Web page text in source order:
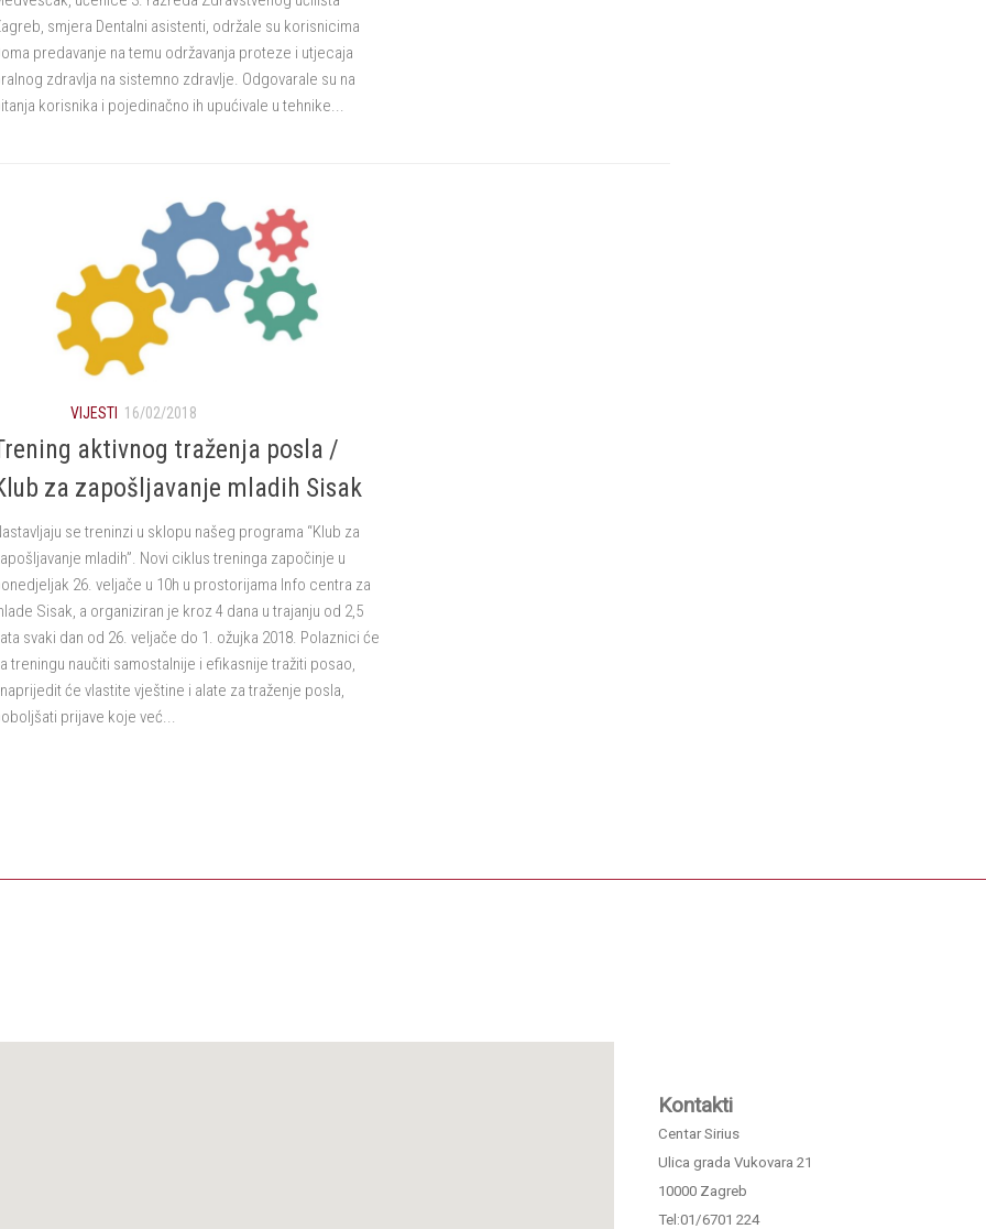
smjera Dentalni asistenti, održale su korisnicima
predavanje na temu održavanja proteze i utjecaja
zdravlja na sistemno zdravlje. Odgovarale su na
korisnika i pojedinačno ih upućivale u tehnike...
VIJESTI 16/02/2018
aktivnog traženja posla /
za zapošljavanje mladih Sisak
se treninzi u sklopu našeg programa “Klub za
mladih”. Novi ciklus treninga započinje u
26. veljače u 10h u prostorijama Info centra za
Sisak, a organiziran je kroz 4 dana u trajanju od 2,5
svaki dan od 26. veljače do 1. ožujka 2018. Polaznici će
treningu naučiti samostalnije i efikasnije tražiti posao,
će vlastite vještine i alate za traženje posla,
prijave koje već...
Kontakti
Centar Sirius
Ulica grada Vukovara 21
10000 Zagreb
Tel:01/6701 224